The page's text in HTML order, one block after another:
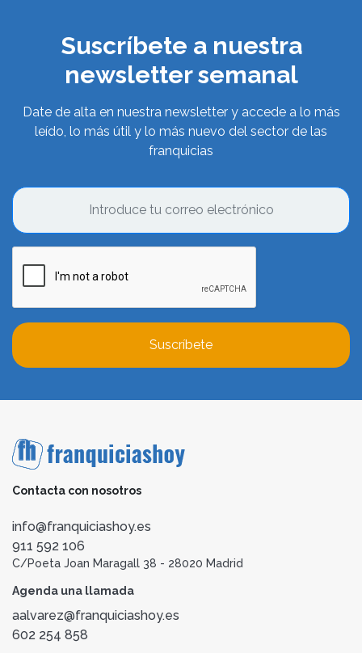
Suscríbete a nuestra
newsletter semanal
Date de alta en nuestra newsletter y accede a lo más
leído, lo más útil y lo más nuevo del sector de las
franquicias
Suscríbete
Contacta con nosotros
info@franquiciashoy.es
911 592 106
C/Poeta Joan Maragall 38 - 28020 Madrid
Agenda una llamada
aalvarez@franquiciashoy.es
602 254 858